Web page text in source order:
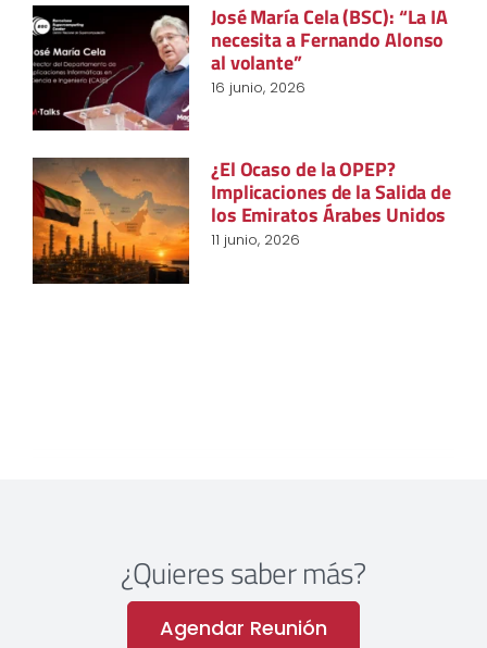
José María Cela (BSC): “La IA
necesita a Fernando Alonso
al volante”
16 junio, 2026
¿El Ocaso de la OPEP?
Implicaciones de la Salida de
los Emiratos Árabes Unidos
11 junio, 2026
¿Quieres saber más?
Agendar Reunión